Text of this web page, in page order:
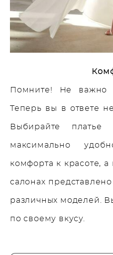
Помните! Не важно
Теперь вы в ответе
Выбирайте
максимально
комфорта к красоте,
салонах
различных моделей.
по своему вкусу.